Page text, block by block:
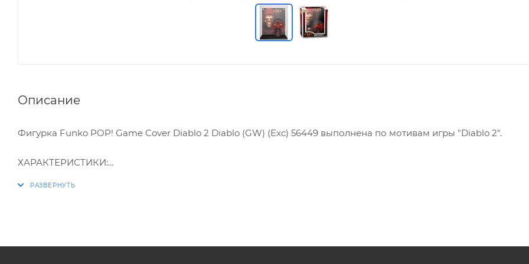
Описание
Фигурка Funko POP! Game Cover Diablo 2 Diablo (GW) (Exc) 56449 выполнена по мотивам игры "Diablo 2".
ХАРАКТЕРИСТИКИ: